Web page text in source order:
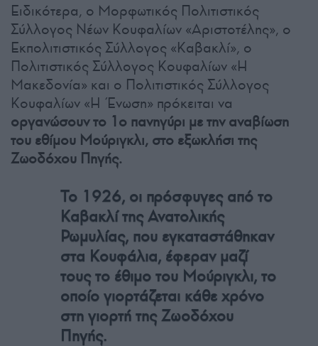
Ειδικότερα, ο Μορφωτικός Πολιτιστικός
Σύλλογος Νέων Κουφαλίων «Αριστοτέλης», ο
Εκπολιτιστικός Σύλλογος «Καβακλί», ο
Πολιτιστικός Σύλλογος Κουφαλίων «Η
Μακεδονία» και ο Πολιτιστικός Σύλλογος
Κουφαλίων «Η Ένωση» πρόκειται να
οργανώσουν το 1ο πανηγύρι με την αναβίωση
του εθίμου Μούριγκλι, στο εξωκλήσι της
Ζωοδόχου Πηγής.
Το 1926, οι πρόσφυγες από το
Καβακλί της Ανατολικής
Ρωμυλίας, που εγκαταστάθηκαν
στα Κουφάλια, έφεραν μαζί
τους το έθιμο του Μούριγκλι, το
οποίο γιορτάζεται κάθε χρόνο
στη γιορτή της Ζωοδόχου
Πηγής.